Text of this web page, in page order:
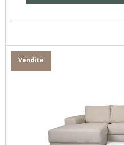
Vendita